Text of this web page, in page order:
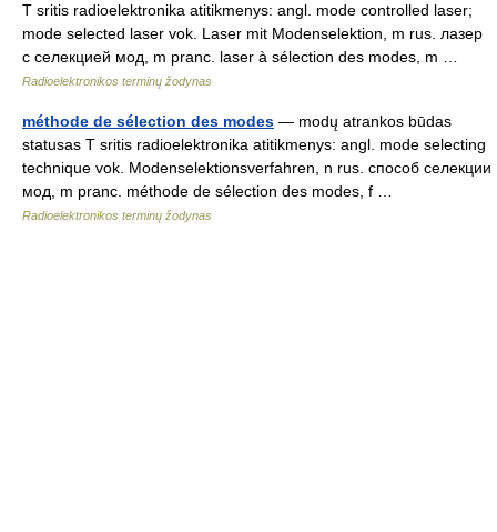
T sritis radioelektronika atitikmenys: angl. mode controlled laser;
mode selected laser vok. Laser mit Modenselektion, m rus. лазер
с селекцией мод, m pranc. laser à sélection des modes, m …
Radioelektronikos terminų žodynas
méthode de sélection des modes — modų atrankos būdas
statusas T sritis radioelektronika atitikmenys: angl. mode selecting
technique vok. Modenselektionsverfahren, n rus. способ селекции
мод, m pranc. méthode de sélection des modes, f …
Radioelektronikos terminų žodynas